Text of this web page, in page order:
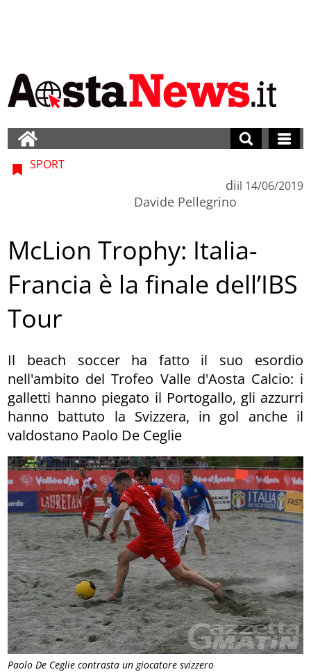
Paolo De Ceglie contrasta un giocatore svizzero
SPORT
di
Davide Pellegrino
il 14/06/2019
McLion Trophy: Italia-
Francia è la finale dell’IBS
Tour
Il beach soccer ha fatto il suo esordio
nell'ambito del Trofeo Valle d'Aosta Calcio: i
galletti hanno piegato il Portogallo, gli azzurri
hanno battuto la Svizzera, in gol anche il
valdostano Paolo De Ceglie